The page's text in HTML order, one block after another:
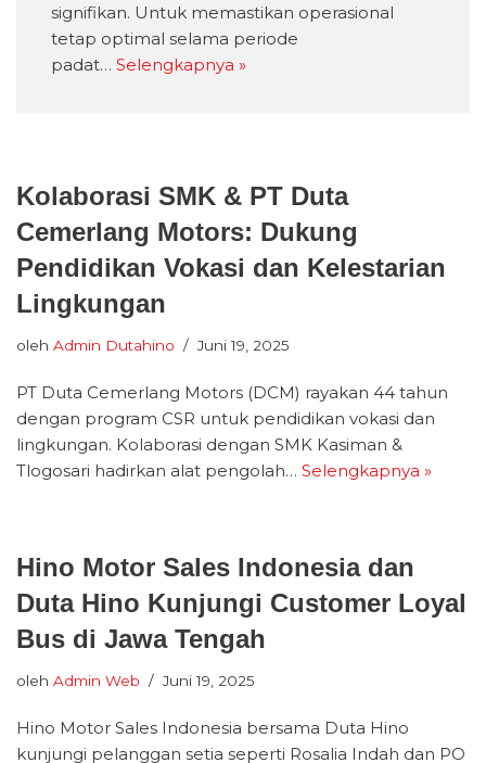
signifikan. Untuk memastikan operasional
tetap optimal selama periode
padat… Selengkapnya »
Kolaborasi SMK & PT Duta
Cemerlang Motors: Dukung
Pendidikan Vokasi dan Kelestarian
Lingkungan
oleh Admin Dutahino Juni 19, 2025
PT Duta Cemerlang Motors (DCM) rayakan 44 tahun
dengan program CSR untuk pendidikan vokasi dan
lingkungan. Kolaborasi dengan SMK Kasiman &
Tlogosari hadirkan alat pengolah… Selengkapnya »
Hino Motor Sales Indonesia dan
Duta Hino Kunjungi Customer Loyal
Bus di Jawa Tengah
oleh Admin Web Juni 19, 2025
Hino Motor Sales Indonesia bersama Duta Hino
kunjungi pelanggan setia seperti Rosalia Indah dan PO